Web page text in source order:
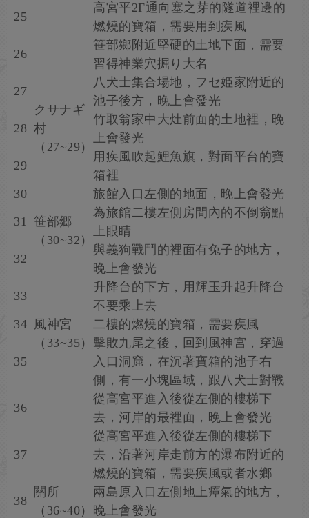
25
高宮平2F通向塞之芽的隧道裡邊的
燃燒的寶箱，需要用到疾風
26
笹部鄉附近堅硬的土地下面，需要
習得神業穴掘り大名
27
クサナギ
村
（27~29）
八犬士集合場地，フセ姫家附近的
池子後方，晚上會發光
28
竹取翁家中大灶前面的土地裡，晚
上會發光
29
用疾風吹起鯉魚旗，對面平台的寶
箱裡
30
笹部郷
（30~32）
旅館入口左側的地面，晚上會發光
31
為旅館二樓左側房間內的不倒翁點
上眼睛
32
與義狗戰鬥的裡面有兔子的地方，
晚上會發光
33
風神宮
（33~35）
升降台的下方，用輝玉升起升降台
不要乘上去
34
二樓的燃燒的寶箱，需要疾風
35
擊敗九尾之後，回到風神宮，穿過
入口洞窟，在沉著寶箱的池子右
側，有一小塊區域，跟八犬士對戰
36
關所
（36~40）
從高宮平進入後從左側的樓梯下
去，河岸的最裡面，晚上會發光
37
從高宮平進入後從左側的樓梯下
去，沿著河岸走前方的瀑布附近的
燃燒的寶箱，需要疾風或者水鄉
38
兩島原入口左側地上瘴氣的地方，
晚上會發光